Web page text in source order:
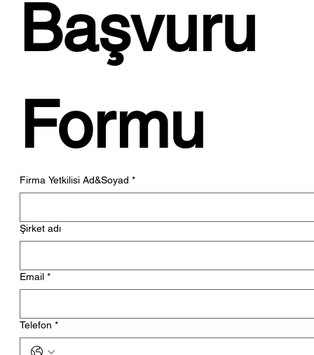
Başvuru
Formu
Firma Yetkilisi Ad&Soyad *
Şirket adı
Email *
Telefon *